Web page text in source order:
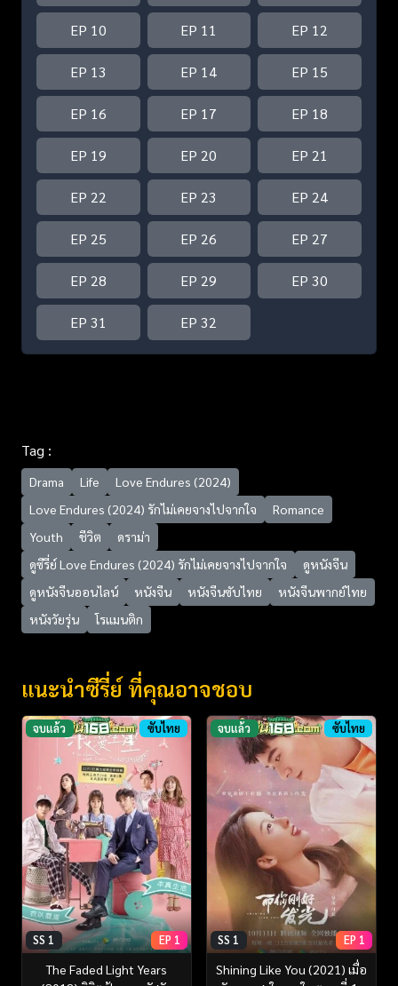
EP 10 EP 11 EP 12
EP 13 EP 14 EP 15
EP 16 EP 17 EP 18
EP 19 EP 20 EP 21
EP 22 EP 23 EP 24
EP 25 EP 26 EP 27
EP 28 EP 29 EP 30
EP 31 EP 32
Tag :
Drama Life
Love Endures (2024)
Love Endures (2024) รักไม่เคยจางไปจากใจ
Romance
Youth
ชีวิต
ดราม่า
ดูซีรี่ย์ Love Endures (2024) รักไม่เคยจางไปจากใจ
ดูหนังจีน
ดูหนังจีนออนไลน์
หนังจีน หนังจีนซับไทย
หนังจีนพากย์ไทย
หนังวัยรุ่น
โรแมนติก
แนะนำซีรี่ย์ ที่คุณอาจชอบ
จบแล้ว ซับไทย
SS 1 EP 1
The Faded Light Years
จบแล้ว ซับไทย
SS 1 EP 1
Shining Like You (2021) เมื่อ